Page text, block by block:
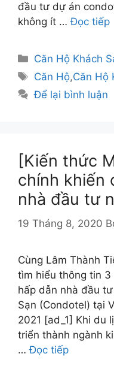
đầu tư dự án
không ít …Đọc tiếp
Danh
mục
Căn Hộ Khách
Thẻ
Căn Hộ,Căn Hộ
Để lại bình luận
[Kiến thức
chính khiến
nhà đầu tư
19 Tháng 8, 2020
Cùng Lâm Thành
tìm hiểu thông tin
hấp dẫn nhà đầu
Sạn (Condotel) tại
2021 [ad_1] Khi du
triển thành ngành
…Đọc tiếp